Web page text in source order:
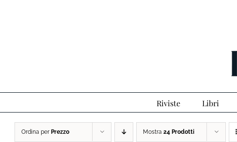
Riviste Libri
Ordina per Prezzo Mostra 24 Prodotti